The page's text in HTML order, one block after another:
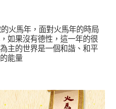
火馬年，面對火馬年的時局
如果沒有德性，這一年的很
主的世界是一個和諧、和平
能量
最新消息